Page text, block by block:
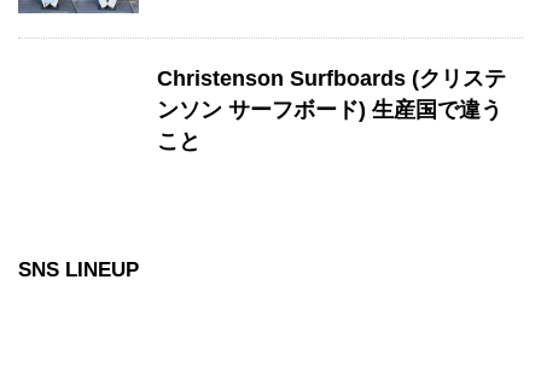
Christenson Surfboards (クリステ
ンソン サーフボード) 生産国で違う
こと
SNS LINEUP